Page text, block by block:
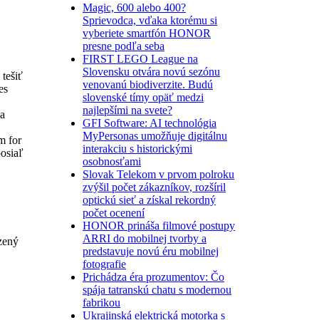
tešiť
for
Magic, 600 alebo 400?
Sprievodca, vďaka ktorému si
vyberiete smartfón HONOR
presne podľa seba
FIRST LEGO League na
Slovensku otvára novú sezónu
venovanú biodiverzite. Budú
slovenské tímy opäť medzi
najlepšími na svete?
GFI Software: AI technológia
MyPersonas umožňuje digitálnu
interakciu s historickými
osobnosťami
Slovak Telekom v prvom polroku
zvýšil počet zákazníkov, rozšíril
optickú sieť a získal rekordný
počet ocenení
HONOR prináša filmové postupy
ARRI do mobilnej tvorby a
predstavuje novú éru mobilnej
fotografie
Prichádza éra prozumentov: Čo
spája tatranskú chatu s modernou
fabrikou
Ukrajinská elektrická motorka s